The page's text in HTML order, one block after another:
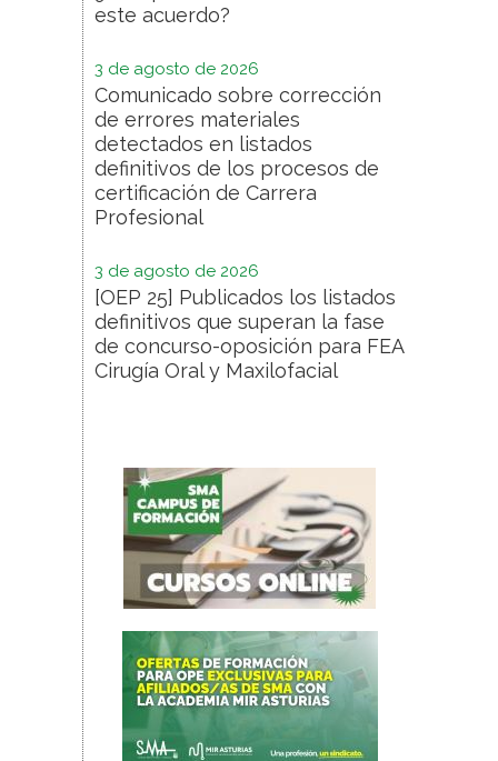
este acuerdo?
3 de agosto de 2026
Comunicado sobre corrección
de errores materiales
detectados en listados
definitivos de los procesos de
certificación de Carrera
Profesional
3 de agosto de 2026
[OEP 25] Publicados los listados
definitivos que superan la fase
de concurso-oposición para FEA
Cirugía Oral y Maxilofacial